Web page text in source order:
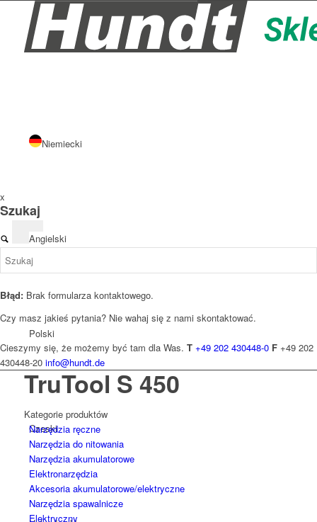
Niemiecki
Angielski
Polski
Czeski
x
Szukaj
Błąd: Brak formularza kontaktowego.
Czy masz jakieś pytania? Nie wahaj się z nami skontaktować.
Cieszymy się, że możemy być tam dla Was. T +49 202 430448-0 F +49 202
430448-20 info@hundt.de
TruTool S 450
Kategorie produktów
Narzędzia ręczne
Narzędzia do nitowania
Narzędzia akumulatorowe
Elektronarzędzia
Akcesoria akumulatorowe/elektryczne
Narzędzia spawalnicze
Elektryczny